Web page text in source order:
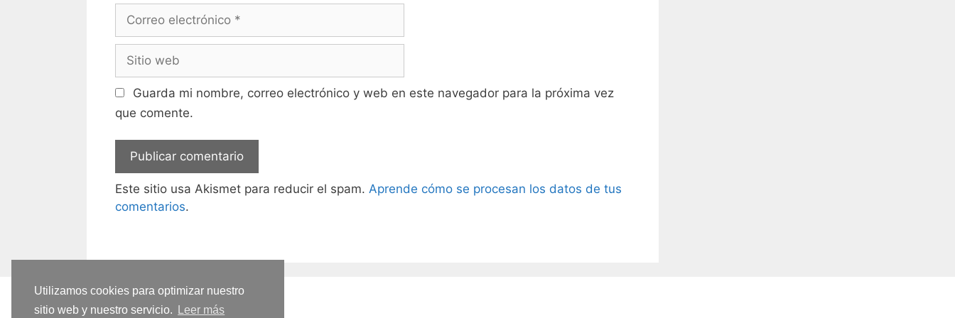
Utilizamos cookies para optimizar nuestro
sitio web y nuestro servicio.
Leer más
electrónico
web
Guarda mi nombre, correo electrónico y web en este navegador para la próxima vez
que comente.
Este sitio usa Akismet para reducir el spam. Aprende cómo se procesan los datos de tus
comentarios.